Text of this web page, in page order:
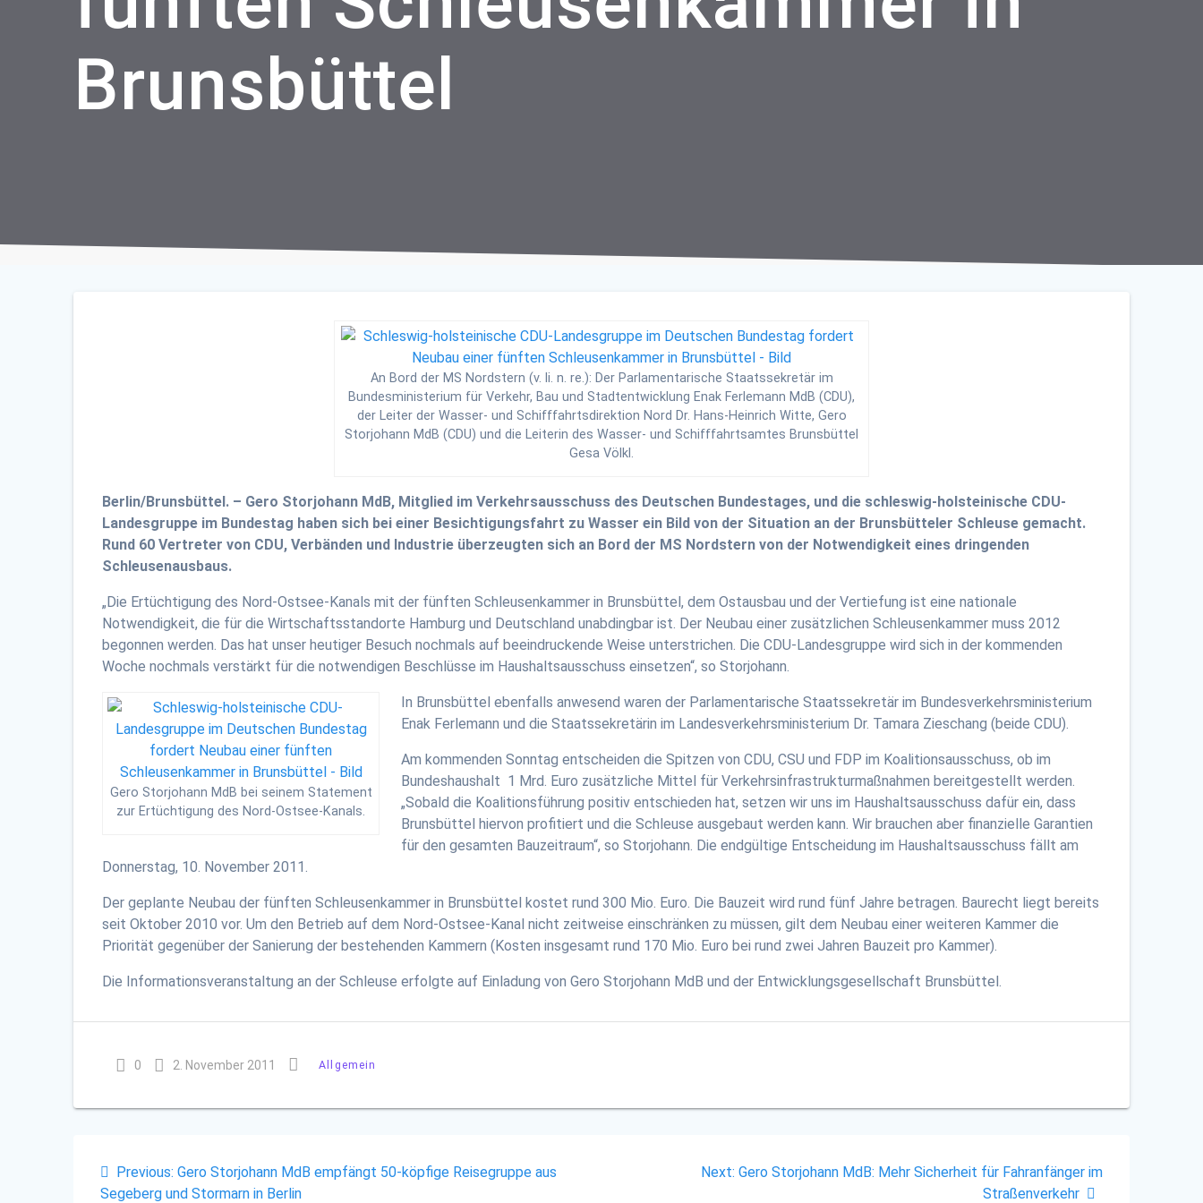
Brunsbüttel
An Bord der MS Nordstern (v. li. n. re.): Der Parlamentarische Staatssekretär im
Bundesministerium für Verkehr, Bau und Stadtentwicklung Enak Ferlemann MdB (CDU),
der Leiter der Wasser- und Schifffahrtsdirektion Nord Dr. Hans-Heinrich Witte, Gero
Storjohann MdB (CDU) und die Leiterin des Wasser- und Schifffahrtsamtes Brunsbüttel
Gesa Völkl.
Berlin/Brunsbüttel. – Gero Storjohann MdB, Mitglied im Verkehrsausschuss des Deutschen Bundestages, und die schleswig-holsteinische CDU-
Landesgruppe im Bundestag haben sich bei einer Besichtigungsfahrt zu Wasser ein Bild von der Situation an der Brunsbütteler Schleuse gemacht.
Rund 60 Vertreter von CDU, Verbänden und Industrie überzeugten sich an Bord der MS Nordstern von der Notwendigkeit eines dringenden
Schleusenausbaus.
„Die Ertüchtigung des Nord-Ostsee-Kanals mit der fünften Schleusenkammer in Brunsbüttel, dem Ostausbau und der Vertiefung ist eine nationale
Notwendigkeit, die für die Wirtschaftsstandorte Hamburg und Deutschland unabdingbar ist. Der Neubau einer zusätzlichen Schleusenkammer muss 2012
begonnen werden. Das hat unser heutiger Besuch nochmals auf beeindruckende Weise unterstrichen. Die CDU-Landesgruppe wird sich in der kommenden
Woche nochmals verstärkt für die notwendigen Beschlüsse im Haushaltsausschuss einsetzen“, so Storjohann.
Gero Storjohann MdB bei seinem Statement
zur Ertüchtigung des Nord-Ostsee-Kanals.
In Brunsbüttel ebenfalls anwesend waren der Parlamentarische Staatssekretär im Bundesverkehrsministerium
Enak Ferlemann und die Staatssekretärin im Landesverkehrsministerium Dr. Tamara Zieschang (beide CDU).
Am kommenden Sonntag entscheiden die Spitzen von CDU, CSU und FDP im Koalitionsausschuss, ob im
Bundeshaushalt 1 Mrd. Euro zusätzliche Mittel für Verkehrsinfrastrukturmaßnahmen bereitgestellt werden.
„Sobald die Koalitionsführung positiv entschieden hat, setzen wir uns im Haushaltsausschuss dafür ein, dass
Brunsbüttel hiervon profitiert und die Schleuse ausgebaut werden kann. Wir brauchen aber finanzielle Garantien
für den gesamten Bauzeitraum“, so Storjohann. Die endgültige Entscheidung im Haushaltsausschuss fällt am
Donnerstag, 10. November 2011.
Der geplante Neubau der fünften Schleusenkammer in Brunsbüttel kostet rund 300 Mio. Euro. Die Bauzeit wird rund fünf Jahre betragen. Baurecht liegt bereits
seit Oktober 2010 vor. Um den Betrieb auf dem Nord-Ostsee-Kanal nicht zeitweise einschränken zu müssen, gilt dem Neubau einer weiteren Kammer die
Priorität gegenüber der Sanierung der bestehenden Kammern (Kosten insgesamt rund 170 Mio. Euro bei rund zwei Jahren Bauzeit pro Kammer).
Die Informationsveranstaltung an der Schleuse erfolgte auf Einladung von Gero Storjohann MdB und der Entwicklungsgesellschaft Brunsbüttel.
0 2. November 2011 Allgemein
Beitragsnavigation
Previous: Previous
post:
Gero Storjohann MdB empfängt 50-köpfige Reisegruppe aus
Segeberg und Stormarn in Berlin
Next: Next
Gero Storjohann MdB: Mehr Sicherheit für Fahranfänger im
Straßenverkehr